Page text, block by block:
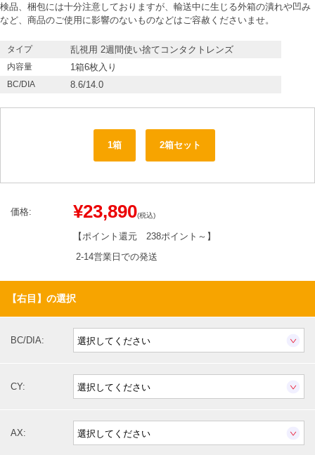
検品、梱包には十分注意しておりますが、輸送中に生じる外箱の潰れや凹み
など、商品のご使用に影響のないものなどはご容赦くださいませ。
タイプ 乱視用 2週間使い捨てコンタクトレンズ
内容量 1箱6枚入り
BC/DIA 8.6/14.0
1箱 2箱セット
価格: ¥23,890(税込)
【ポイント還元 238ポイント～ 】
2-14営業日での発送
【右目】の選択
BC/DIA:
CY:
AX: